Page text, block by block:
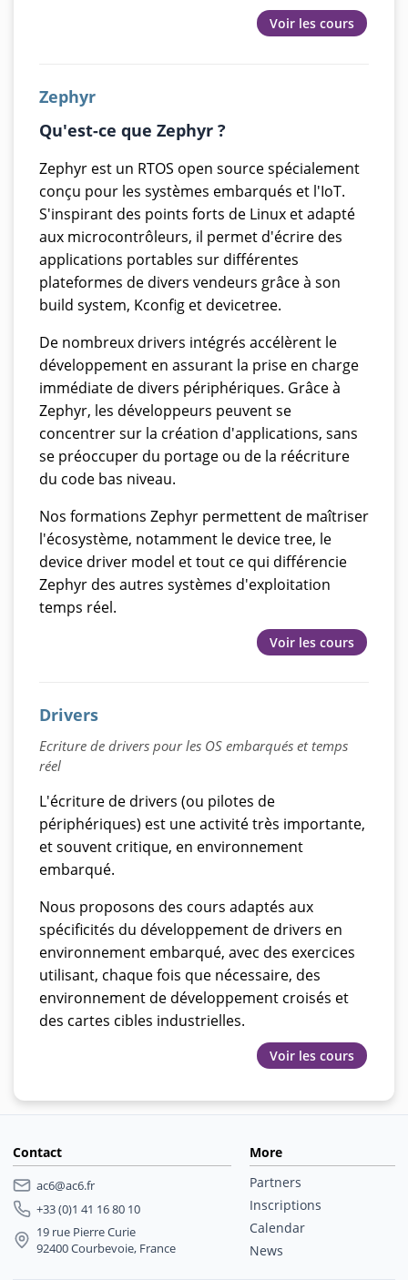
Voir les cours
Zephyr
Qu'est-ce que Zephyr ?
Zephyr est un RTOS open source spécialement
conçu pour les systèmes embarqués et l'IoT.
S'inspirant des points forts de Linux et adapté
aux microcontrôleurs, il permet d'écrire des
applications portables sur différentes
plateformes de divers vendeurs grâce à son
build system, Kconfig et devicetree.
De nombreux drivers intégrés accélèrent le
développement en assurant la prise en charge
immédiate de divers périphériques. Grâce à
Zephyr, les développeurs peuvent se
concentrer sur la création d'applications, sans
se préoccuper du portage ou de la réécriture
du code bas niveau.
Nos formations Zephyr permettent de maîtriser
l'écosystème, notamment le device tree, le
device driver model et tout ce qui différencie
Zephyr des autres systèmes d'exploitation
temps réel.
Voir les cours
Drivers
Ecriture de drivers pour les OS embarqués et temps
réel
L'écriture de drivers (ou pilotes de
périphériques) est une activité très importante,
et souvent critique, en environnement
embarqué.
Nous proposons des cours adaptés aux
spécificités du développement de drivers en
environnement embarqué, avec des exercices
utilisant, chaque fois que nécessaire, des
environnement de développement croisés et
des cartes cibles industrielles.
Voir les cours
Contact
ac6@ac6.fr
+33 (0)1 41 16 80 10
19 rue Pierre Curie
92400 Courbevoie, France
More
Partners
Inscriptions
Calendar
News